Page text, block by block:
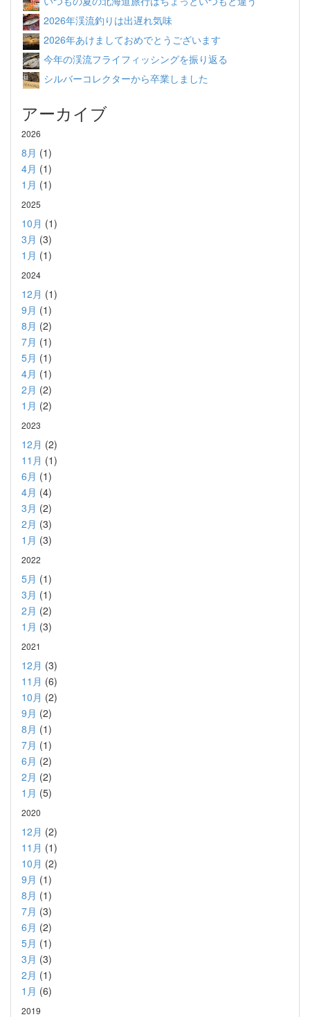
2026年渓流釣りは出遅れ気味
2026年あけましておめでとうございます
今年の渓流フライフィッシングを振り返る
シルバーコレクターから卒業しました
アーカイブ
2026
8月 (1)
4月 (1)
1月 (1)
2025
10月 (1)
3月 (3)
1月 (1)
2024
12月 (1)
9月 (1)
8月 (2)
7月 (1)
5月 (1)
4月 (1)
2月 (2)
1月 (2)
2023
12月 (2)
11月 (1)
6月 (1)
4月 (4)
3月 (2)
2月 (3)
1月 (3)
2022
5月 (1)
3月 (1)
2月 (2)
1月 (3)
2021
12月 (3)
11月 (6)
10月 (2)
9月 (2)
8月 (1)
7月 (1)
6月 (2)
2月 (2)
1月 (5)
2020
12月 (2)
11月 (1)
10月 (2)
9月 (1)
8月 (1)
7月 (3)
6月 (2)
5月 (1)
3月 (3)
2月 (1)
1月 (6)
2019